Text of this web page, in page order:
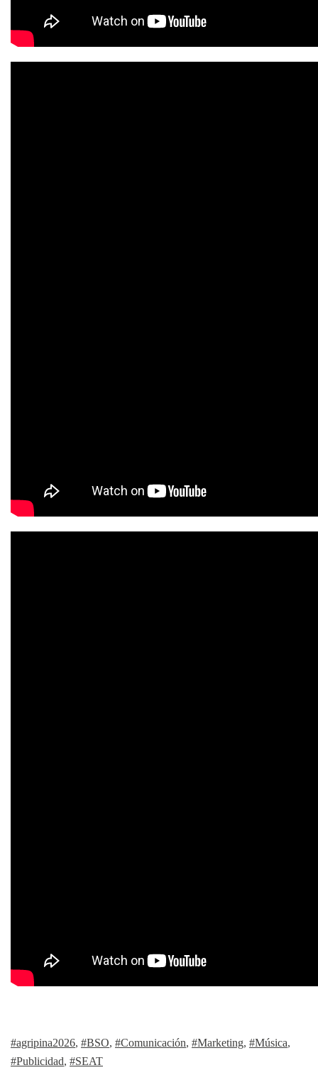
#agripina2026, #BSO, #Comunicación, #Marketing, #Música,
#Publicidad, #SEAT